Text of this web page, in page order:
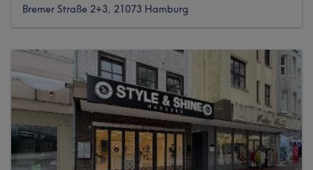
Bremer Straße 2+3, 21073 Hamburg